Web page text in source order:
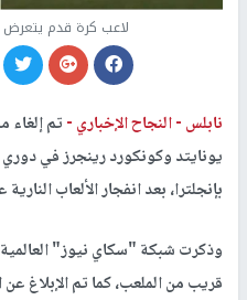
لاعب كرة قدم يتعرض
نابلس -النجاح الإخباري -تم إلغاء
يونايتد وكونكورد رينجرز في
بإنجلترا، بعد انفجار الألعاب
وذكرت شبكة "سكاي نيوز" العالمية
قريب من الملعب، كما تم الإبلاغ